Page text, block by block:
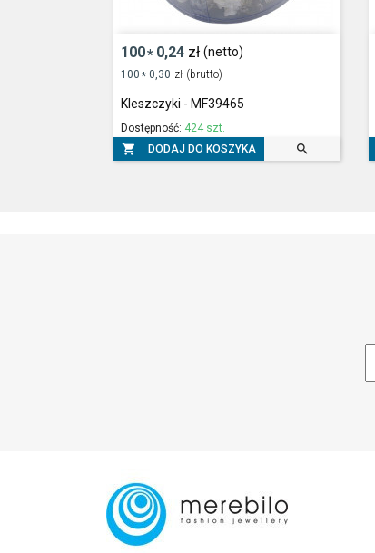
100* 0,24 zł (netto)
100 * 0,30 zł (brutto)
Kleszczyki - MF39465
Dostępność: 424 szt.
 DODAJ DO KOSZYKA 